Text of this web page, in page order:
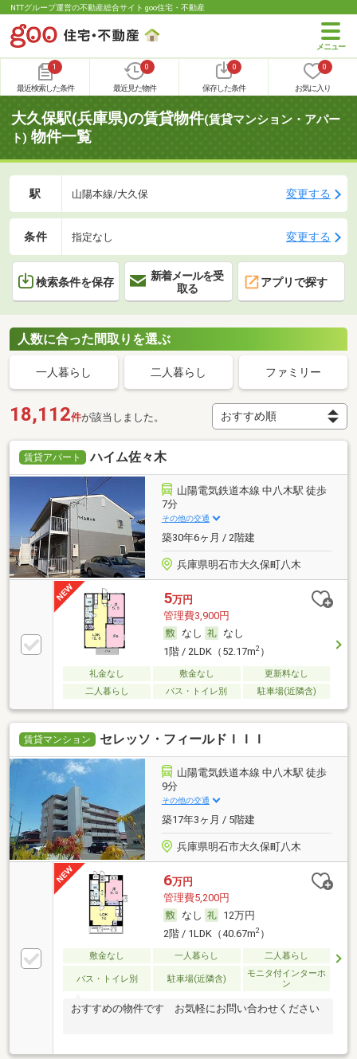
NTTグループ運営の不動産総合サイト goo住宅・不動産
1
最近検索した条件
0
最近見た物件
0
保存した条件
0
お気に入り
大久保駅(兵庫県)の賃貸物件(賃貸マンション・アパー
ト) 物件一覧
駅 山陽本線/大久保 変更する
条件 指定なし 変更する
検索条件を保存
新着メールを受
取る
アプリで探す
人数に合った間取りを選ぶ
一人暮らし 二人暮らし ファミリー
18,112件が該当しました。
賃貸アパート ハイム佐々木
山陽電気鉄道本線 中八木駅 徒歩
7分
その他の交通
築30年6ヶ月 / 2階建
兵庫県明石市大久保町八木
5万円
管理費3,900円
なし
なし
1階 / 2LDK（52.17m2）
礼金なし 敷金なし
更新料なし
二人暮らし
バス・トイレ別 駐車場(近隣含)
賃貸マンション セレッソ・フィールドＩＩＩ
山陽電気鉄道本線 中八木駅 徒歩
9分
その他の交通
築17年3ヶ月 / 5階建
兵庫県明石市大久保町八木
6万円
管理費5,200円
なし
12万円
2階 / 1LDK（40.67m2）
敷金なし 一人暮らし 二人暮らし
バス・トイレ別 駐車場(近隣含)
モニタ付インターホ
ン
おすすめの物件です お気軽にお問い合わせください